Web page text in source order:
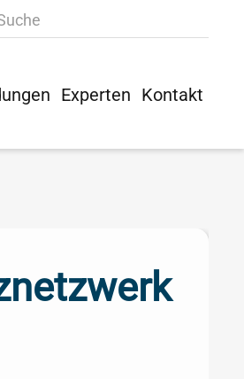
Experten Kontakt